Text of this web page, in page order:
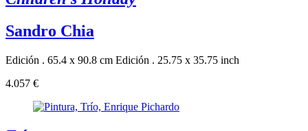
Sandro Chia
Edición . 65.4 x 90.8 cm Edición . 25.75 x 35.75 inch
4.057 €